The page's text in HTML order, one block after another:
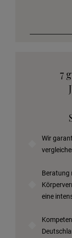
7
Wir
Beratung
eine